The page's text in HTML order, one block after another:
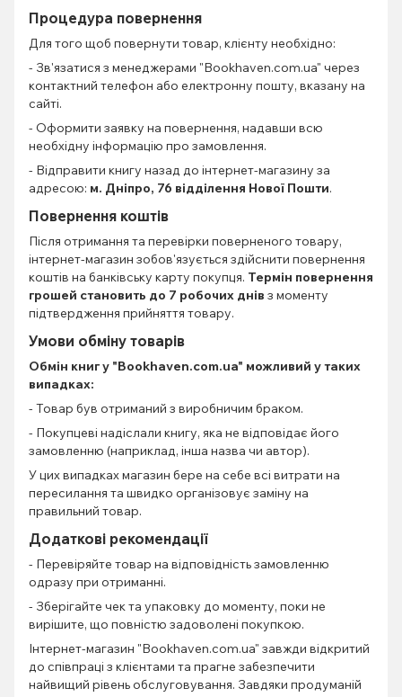
Процедура повернення
Для того щоб повернути товар, клієнту необхідно:
- Зв'язатися з менеджерами "Bookhaven.com.ua" через
контактний телефон або електронну пошту, вказану на
сайті.
- Оформити заявку на повернення, надавши всю
необхідну інформацію про замовлення.
- Відправити книгу назад до інтернет-магазину за
адресою: м. Дніпро, 76 відділення Нової Пошти.
Повернення коштів
Після отримання та перевірки поверненого товару,
інтернет-магазин зобов'язується здійснити повернення
коштів на банківську карту покупця. Термін повернення
грошей становить до 7 робочих днів з моменту
підтвердження прийняття товару.
Умови обміну товарів
Обмін книгу "Bookhaven.com.ua" можливий у таких
випадках:
- Товар був отриманий з виробничим браком.
- Покупцеві надіслали книгу, яка не відповідає його
замовленню (наприклад, інша назва чи автор).
У цих випадках магазин бере на себе всі витрати на
пересилання та швидко організовує заміну на
правильний товар.
Додаткові рекомендації
- Перевіряйте товар на відповідність замовленню
одразу при отриманні.
- Зберігайте чек та упаковку до моменту, поки не
вирішите, що повністю задоволені покупкою.
Інтернет-магазин "Bookhaven.com.ua" завжди відкритий
до співпраці з клієнтами та прагне забезпечити
найвищий рівень обслуговування. Завдяки продуманій